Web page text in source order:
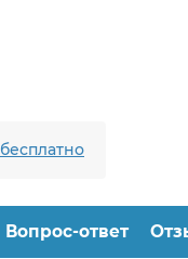
бесплатно
Вопрос-ответ